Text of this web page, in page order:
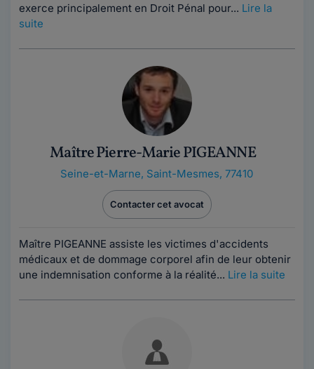
exerce principalement en Droit Pénal pour... Lire la
suite
Maître Pierre-Marie PIGEANNE
Seine-et-Marne, Saint-Mesmes, 77410
Contacter cet avocat
Maître PIGEANNE assiste les victimes d'accidents
médicaux et de dommage corporel afin de leur obtenir
une indemnisation conforme à la réalité... Lire la suite